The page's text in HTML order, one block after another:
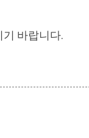
바랍니다.